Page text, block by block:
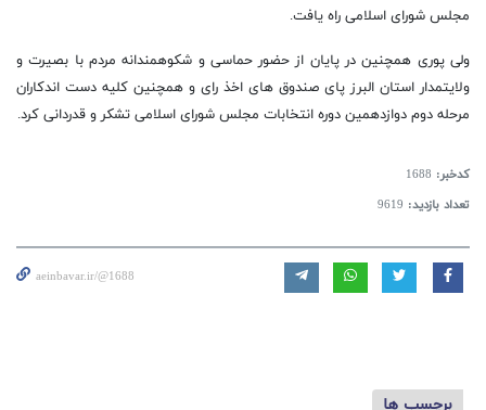
مجلس شورای اسلامی راه یافت.
ولى پورى همچنين در پايان از حضور حماسى و شكوهمندانه مردم با بصيرت و
ولايتمدار استان البرز پاى صندوق هاى اخذ راى و همچنين كليه دست اندكاران
مرحله دوم دوازدهمين دوره انتخابات مجلس شوراى اسلامى تشكر و قدردانى كرد.
کدخبر: 1688
تعداد بازدید: 9619
aeinbavar.ir/@1688
برچسب ها